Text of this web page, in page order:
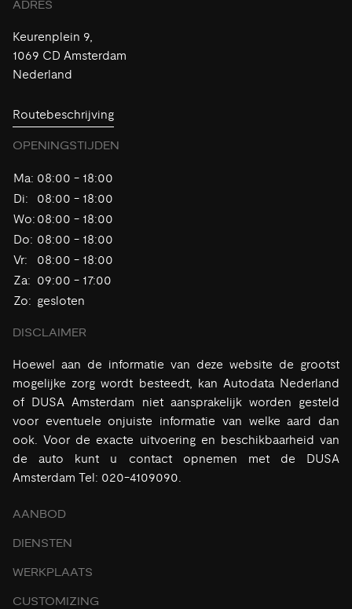
ADRES
Keurenplein 9,
1069 CD Amsterdam
Nederland
Routebeschrijving
OPENINGSTIJDEN
Ma: 08:00 - 18:00
Di:
08:00 - 18:00
Wo: 08:00 - 18:00
Do: 08:00 - 18:00
Vr:
08:00 - 18:00
Za: 09:00 - 17:00
Zo: gesloten
DISCLAIMER
Hoewel aan de informatie van deze website de grootst
mogelijke zorg wordt besteedt, kan Autodata Nederland
of DUSA Amsterdam niet aansprakelijk worden gesteld
voor eventuele onjuiste informatie van welke aard dan
ook. Voor de exacte uitvoering en beschikbaarheid van
de auto kunt u contact opnemen met de DUSA
Amsterdam Tel: 020-4109090.
AANBOD
DIENSTEN
WERKPLAATS
CUSTOMIZING